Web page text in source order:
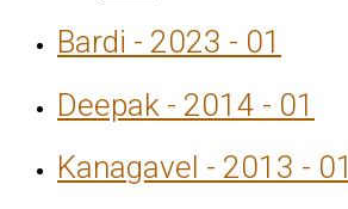
Bardi - 2023 - 01
Deepak - 2014 - 01
Kanagavel - 2013 - 01